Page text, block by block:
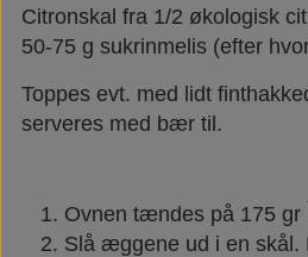
Citronskal fra 1/2 økologisk
50-75 g sukrinmelis (efter
Toppes evt. med lidt
serveres med bær til.
Ovnen tændes på 175 gr
Slå æggene ud i en skål.